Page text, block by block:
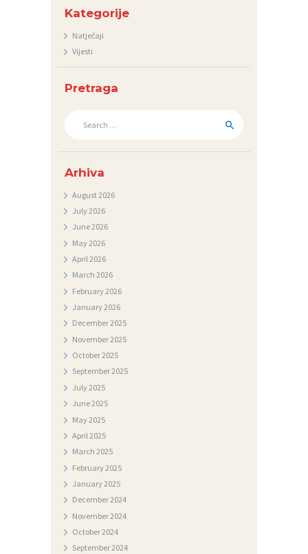
Kategorije
Natječaji
Vijesti
Pretraga
Arhiva
August2026
July2026
June2026
May2026
April 2026
March 2026
February2026
January2026
December2025
November2025
October2025
September2025
July2025
June2025
May2025
April 2025
March 2025
February2025
January2025
December2024
November2024
October2024
September2024